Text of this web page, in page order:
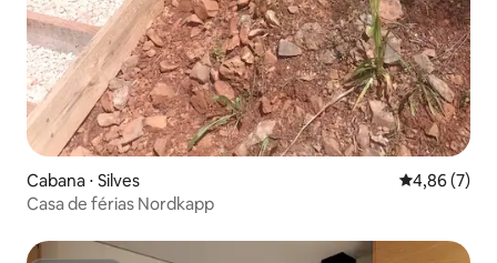
Cabana ⋅ Silves 4,86 de uma
4,86 (7)
Casa de férias Nordkapp